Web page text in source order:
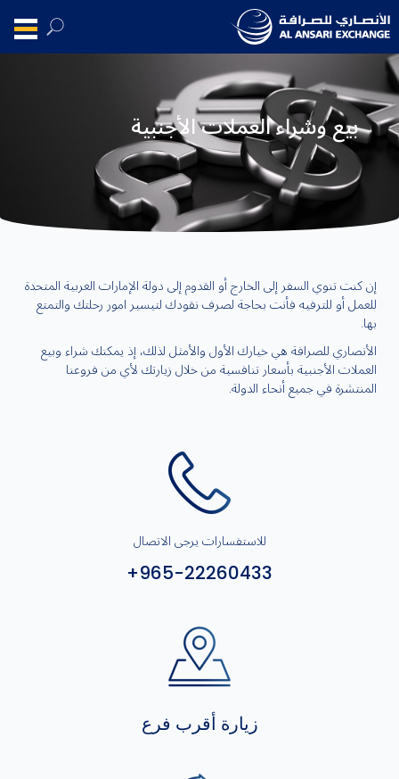
بيع وشراء العملات الأجنبية
إن كنت تنوي السفر إلى الخارج أو القدوم إلى دولة الإمارات العربية المتحدة
للعمل أو للترفيه فأنت بحاجة لصرف نقودك لتيسير امور رحلتك والتمتع
بها.
الأنصاري للصرافة هي خيارك الأول والأمثل لذلك، إذ يمكنك شراء وبيع
العملات الأجنبية بأسعار تنافسية من خلال زيارتك لأي من فروعنا
المنتشرة في جميع أنحاء الدولة.
للاستفسارات يرجى الاتصال
+965-22260433
زيارة أقرب فرع